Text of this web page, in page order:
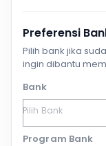
Preferensi
Pilih bank jika
ingin dibantu
Bank
Program Bank